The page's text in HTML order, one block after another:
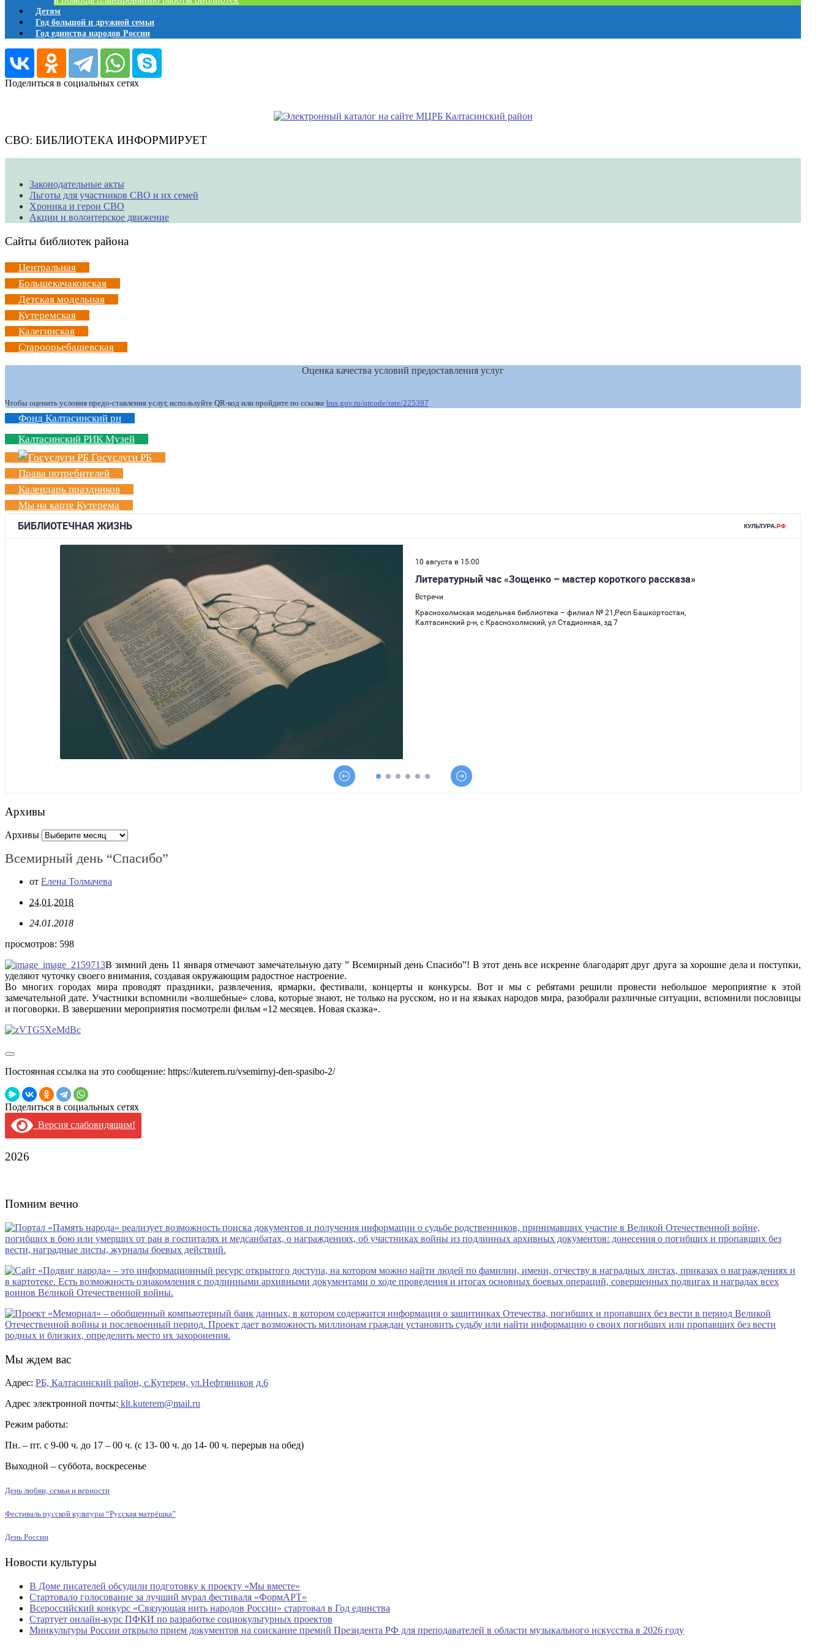
Детям
Год большой и дружной семьи
Год единства народов России
Поделиться в социальных сетях
СВО: БИБЛИОТЕКА ИНФОРМИРУЕТ
Законодательные акты
Льготы для участников СВО и их семей
Хроника и герои СВО
Акции и волонтерское движение
Сайты библиотек района
Центральная
Большекачаковская
Детская модельная
Кутеремская
Калегинская
Староорьебашевская
Оценка качества условий предоставления услуг
Чтобы оценить условия предо-ставления услуг, используйте QR-код или пройдите по ссылке bus.gov.ru/qrcode/rate/225397
Фонд Калтасинский рн
Калтасинский РИК Музей
Госуслуги РБ
Права потребителей
Календарь праздников
Мы на карте Кутерема
Архивы
Архивы
Всемирный день “Спасибо”
от Елена Толмачева
24.01.2018
24.01.2018
просмотров: 598
В зимний день 11 января отмечают замечательную дату ” Всемирный день Спасибо”! В этот день все искренне благодарят друг друга за хорошие дела и поступки,
уделяют чуточку своего внимания, создавая окружающим радостное настроение.
Во многих городах мира проводят праздники, развлечения, ярмарки, фестивали, концерты и конкурсы. Вот и мы с ребятами решили провести небольшое мероприятие к этой
замечательной дате. Участники вспомнили «волшебные» слова, которые знают, не только на русском, но и на языках народов мира, разобрали различные ситуации, вспомнили пословицы
и поговорки. В завершении мероприятия посмотрели фильм «12 месяцев. Новая сказка».
Постоянная ссылка на это сообщение: https://kuterem.ru/vsemirnyj-den-spasibo-2/
Поделиться в социальных сетях
Версия слабовидящим!
2026
Помним вечно
Мы ждем вас
Адрес: РБ, Калтасинский район, с.Кутерем, ул.Нефтяников д.6
Адрес электронной почты: klt.kuterem@mail.ru
Режим работы:
Пн. – пт. с 9-00 ч. до 17 – 00 ч. (с 13- 00 ч. до 14- 00 ч. перерыв на обед)
Выходной – суббота, воскресенье
День любви, семьи и верности
Фестиваль русской культуры “Русская матрёшка”
День России
Новости культуры
В Доме писателей обсудили подготовку к проекту «Мы вместе»
Стартовало голосование за лучший мурал фестиваля «ФормАРТ»
Всероссийский конкурс «Связующая нить народов России» стартовал в Год единства
Стартует онлайн-курс ПФКИ по разработке социокультурных проектов
Минкультуры России открыло прием документов на соискание премий Президента РФ для преподавателей в области музыкального искусства в 2026 году